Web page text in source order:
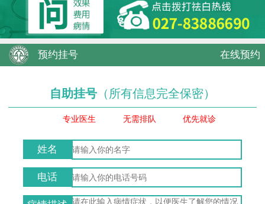
预约挂号 在线预约
自助挂号 （所有信息完全保密）
专业医生 无需排队 优先就诊
姓名
电话